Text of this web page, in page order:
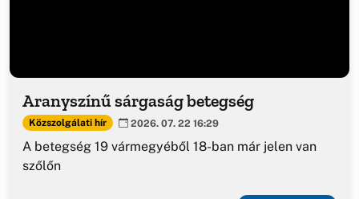
Aranyszínű sárgaság betegség
Közszolgálati hír 2026. 07. 22 16:29
A betegség 19 vármegyéből 18-ban már jelen van
szőlőn